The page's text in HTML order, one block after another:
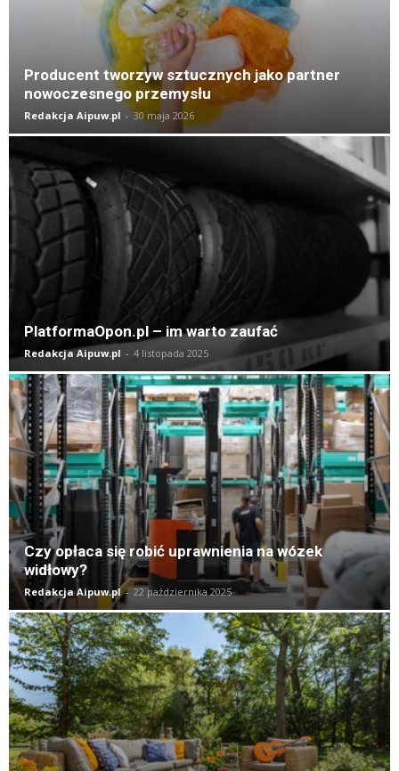
Producent tworzyw sztucznych jako partner
nowoczesnego przemysłu
Redakcja Aipuw.pl - 30 maja 2026
PlatformaOpon.pl – im warto zaufać
Redakcja Aipuw.pl - 4 listopada 2025
Czy opłaca się robić uprawnienia na wózek
widłowy?
Redakcja Aipuw.pl - 22 października 2025